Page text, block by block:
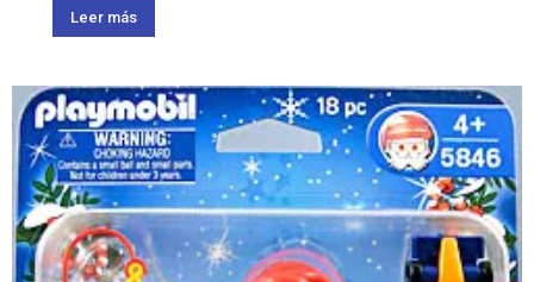
Leer más